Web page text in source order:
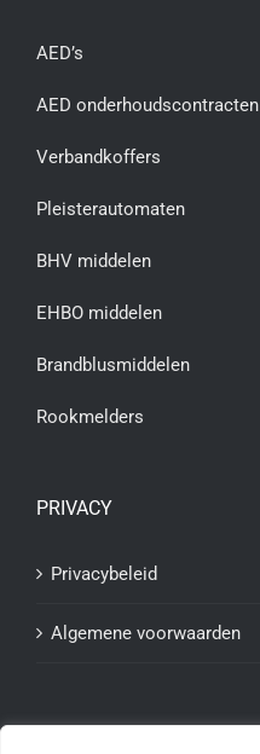
AED’s
AED onderhoudscontracten
Verbandkoffers
Pleisterautomaten
BHV middelen
EHBO middelen
Brandblusmiddelen
Rookmelders
PRIVACY
Privacybeleid
Algemene voorwaarden